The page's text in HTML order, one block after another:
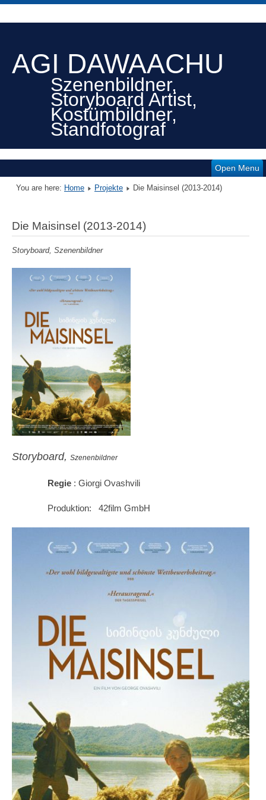
AGI DAWAACHU
Szenenbildner,
Storyboard Artist,
Kostümbildner,
Standfotograf
Open Menu
You are here: Home Projekte Die Maisinsel (2013-2014)
Die Maisinsel (2013-2014)
Storyboard, Szenenbildner
Storyboard, Szenenbildner
Regie : Giorgi Ovashvili
Produktion: 42film GmbH